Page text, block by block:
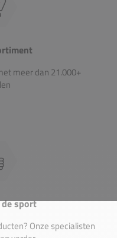
meer dan 21.000+
sport
Onze specialisten